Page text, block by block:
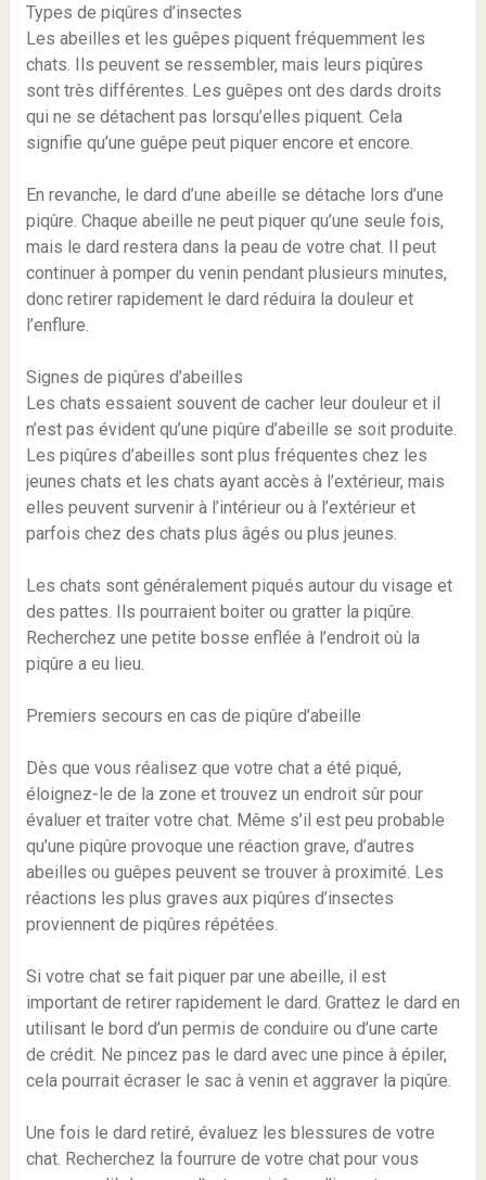
Types de piqûres d’insectes
Les abeilles et les guêpes piquent fréquemment les
chats. Ils peuvent se ressembler, mais leurs piqûres
sont très différentes. Les guêpes ont des dards droits
qui ne se détachent pas lorsqu’elles piquent. Cela
signifie qu’une guêpe peut piquer encore et encore.
En revanche, le dard d’une abeille se détache lors d’une
piqûre. Chaque abeille ne peut piquer qu’une seule fois,
mais le dard restera dans la peau de votre chat. Il peut
continuer à pomper du venin pendant plusieurs minutes,
donc retirer rapidement le dard réduira la douleur et
l’enflure.
Signes de piqûres d’abeilles
Les chats essaient souvent de cacher leur douleur et il
n’est pas évident qu’une piqûre d’abeille se soit produite.
Les piqûres d’abeilles sont plus fréquentes chez les
jeunes chats et les chats ayant accès à l’extérieur, mais
elles peuvent survenir à l’intérieur ou à l’extérieur et
parfois chez des chats plus âgés ou plus jeunes.
Les chats sont généralement piqués autour du visage et
des pattes. Ils pourraient boiter ou gratter la piqûre.
Recherchez une petite bosse enflée à l’endroit où la
piqûre a eu lieu.
Premiers secours en cas de piqûre d’abeille
Dès que vous réalisez que votre chat a été piqué,
éloignez-le de la zone et trouvez un endroit sûr pour
évaluer et traiter votre chat. Même s’il est peu probable
qu’une piqûre provoque une réaction grave, d’autres
abeilles ou guêpes peuvent se trouver à proximité. Les
réactions les plus graves aux piqûres d’insectes
proviennent de piqûres répétées.
Si votre chat se fait piquer par une abeille, il est
important de retirer rapidement le dard. Grattez le dard en
utilisant le bord d’un permis de conduire ou d’une carte
de crédit. Ne pincez pas le dard avec une pince à épiler,
cela pourrait écraser le sac à venin et aggraver la piqûre.
Une fois le dard retiré, évaluez les blessures de votre
chat. Recherchez la fourrure de votre chat pour vous